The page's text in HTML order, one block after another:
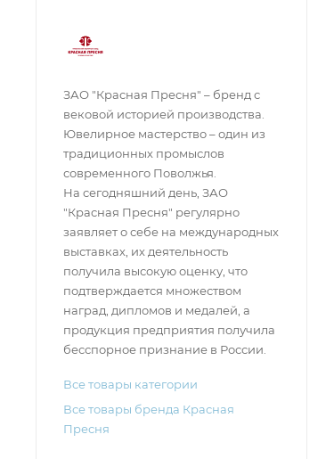
ЗАО "Красная Пресня" – бренд с
вековой историей производства.
Ювелирное мастерство – один из
традиционных промыслов
современного Поволжья.
На сегодняшний день, ЗАО
"Красная Пресня" регулярно
заявляет о себе на международных
выставках, их деятельность
получила высокую оценку, что
подтверждается множеством
наград, дипломов и медалей, а
продукция предприятия получила
бесспорное признание в России.
Все товары категории
Все товары бренда Красная
Пресня